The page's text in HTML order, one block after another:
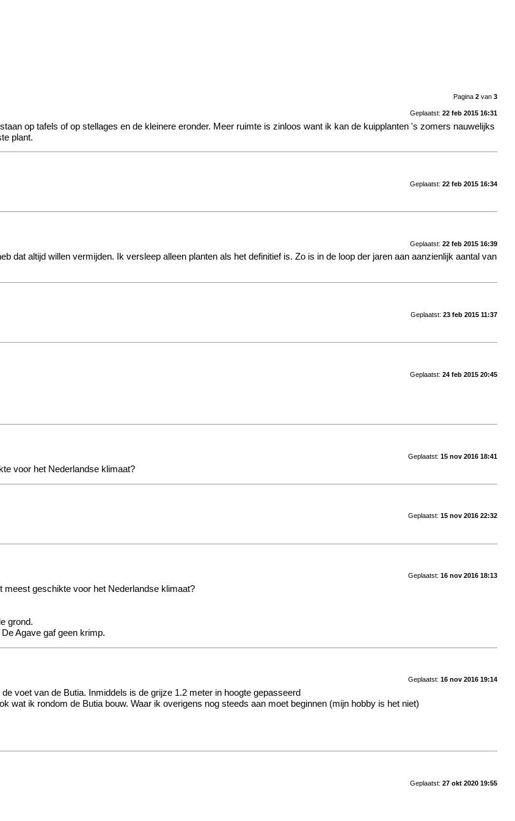
Pagina 2van 3
Geplaatst: 22 feb 2015 16:31
op tafels of op stellages en de kleinere eronder. Meer ruimte is zinloos want ik kan de kuipplanten 's zomers nauwelijks
plant.
Geplaatst: 22 feb 2015 16:34
Geplaatst: 22 feb 2015 16:39
dat altijd willen vermijden. Ik versleep alleen planten als het definitief is. Zo is in de loop der jaren aan aanzienlijk aantal van
Geplaatst: 23 feb 2015 11:37
Geplaatst: 24 feb 2015 20:45
Geplaatst: 15 nov 2016 18:41
voor het Nederlandse klimaat?
Geplaatst: 15 nov 2016 22:32
Geplaatst: 16 nov 2016 18:13
geschikte voor het Nederlandse klimaat?
grond.
Agave gaf geen krimp.
Geplaatst: 16 nov 2016 19:14
voet van de Butia. Inmiddels is de grijze 1.2 meter in hoogte gepasseerd
wat ik rondom de Butia bouw. Waar ik overigens nog steeds aan moet beginnen (mijn hobby is het niet)
Geplaatst: 27 okt 2020 19:55